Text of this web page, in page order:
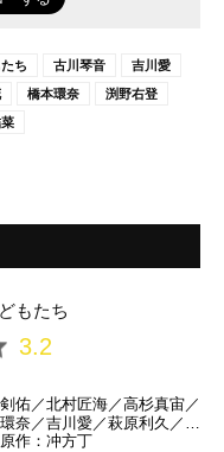
ち 古川琴音
吉川愛
橋本環奈
渕野右登
もたち
3.2
佑／北村匠海／高杉真宙／
奈／吉川愛／萩原利久／渕
／古川琴音／竹内愛紗 ほ
作：冲方丁